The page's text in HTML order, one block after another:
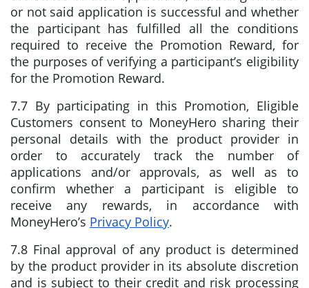
or not said application is successful and whether
the participant has fulfilled all the conditions
required to receive the Promotion Reward, for
the purposes of verifying a participant’s eligibility
for the Promotion Reward.
7.7 By participating in this Promotion, Eligible
Customers consent to MoneyHero sharing their
personal details with the product provider in
order to accurately track the number of
applications and/or approvals, as well as to
confirm whether a participant is eligible to
receive any rewards, in accordance with
MoneyHero’s Privacy Policy.
7.8 Final approval of any product is determined
by the product provider in its absolute discretion
and is subject to their credit and risk processing